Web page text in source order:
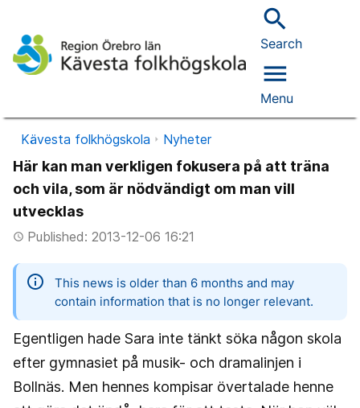
search
Search
menu
Menu
Kävesta folkhögskola Nyheter
Här kan man verkligen fokusera på att träna
och vila, som är nödvändigt om man vill
utvecklas
access_timePublished: 2013-12-06 16:21
information
This news is older than 6 months and may
contain information that is no longer relevant.
Egentligen hade Sara inte tänkt söka någon skola
efter gymnasiet på musik- och dramalinjen i
Bollnäs. Men hennes kompisar övertalade henne